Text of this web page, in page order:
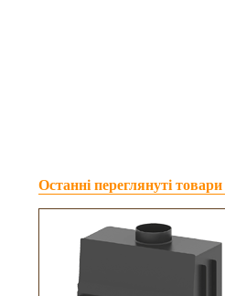
Останні переглянуті товари